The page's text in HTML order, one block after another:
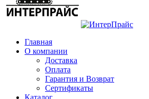
Главная
О компании
Доставка
Оплата
Гарантия и Возврат
Сертификаты
Каталог